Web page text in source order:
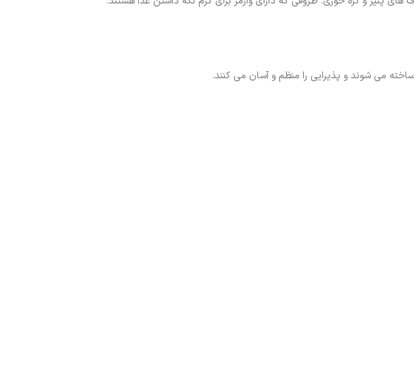
می شوند و پذیرایی را منظم و آسان می کنند.